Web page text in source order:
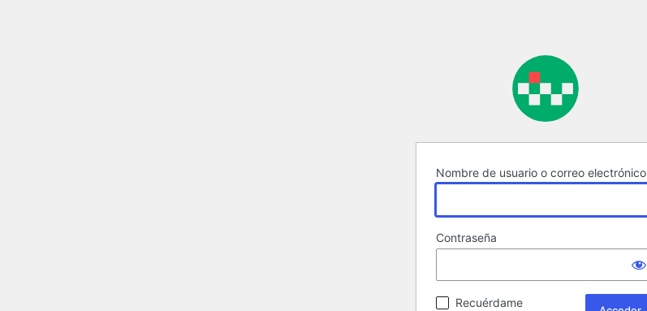
Nombre de usuario o correo electrónico
Contraseña
Recuérdame